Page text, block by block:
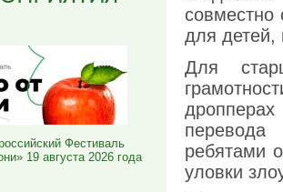
Фестиваль
19 августа 2026 года
совместно
для детей,
Для
перевода
ребятами
уловки